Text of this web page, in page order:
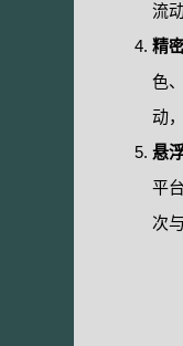
流
精
色
动
悬
平
次